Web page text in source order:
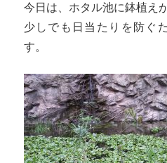
今日は、ホタル池に鉢植え
少しでも日当たりを防ぐ
す。